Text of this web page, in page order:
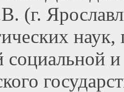
(г.
социальной